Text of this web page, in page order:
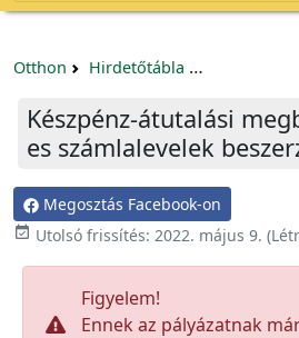
Otthon Hirdetőtábla
Készpénz-átutalási
es számlalevelek
Megosztás Facebook-on
 Utolsó frissítés: 2022. május 9.
Figyelem!
Ennek az pályázatnak